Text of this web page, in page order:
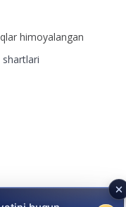
himoyalangan
shartlari